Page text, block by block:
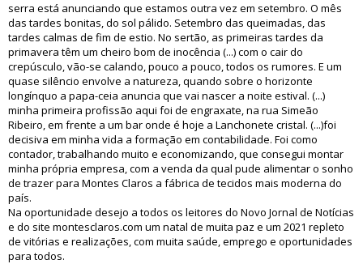
serra está anunciando que estamos outra vez em setembro. O mês
das tardes bonitas, do sol pálido. Setembro das queimadas, das
tardes calmas de fim de estio. No sertão, as primeiras tardes da
primavera têm um cheiro bom de inocência (...) com o cair do
crepúsculo, vão-se calando, pouco a pouco, todos os rumores. E um
quase silêncio envolve a natureza, quando sobre o horizonte
longínquo a papa-ceia anuncia que vai nascer a noite estival. (...)
minha primeira profissão aqui foi de engraxate, na rua Simeão
Ribeiro, em frente a um bar onde é hoje a Lanchonete cristal. (...)foi
decisiva em minha vida a formação em contabilidade. Foi como
contador, trabalhando muito e economizando, que consegui montar
minha própria empresa, com a venda da qual pude alimentar o sonho
de trazer para Montes Claros a fábrica de tecidos mais moderna do
país.
Na oportunidade desejo a todos os leitores do Novo Jornal de Notícias
e do site montesclaros.com um natal de muita paz e um 2021 repleto
de vitórias e realizações, com muita saúde, emprego e oportunidades
para todos.